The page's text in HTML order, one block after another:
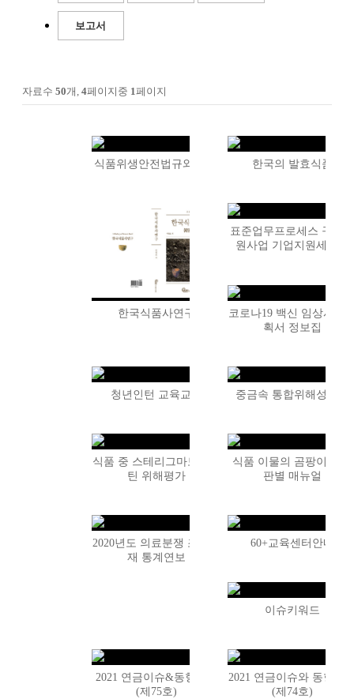
보고서
자료수 50개, 4페이지중 1페이지
식품위생안전법규와 제도 한국의 발효식품
한국식품사연구
표준업무프로세스 구축지
원사업 기업지원세미나
코로나19 백신 임상시험
획서 정보집
청년인턴 교육교재 중금속 통합위해성평가
식품 중 스테리그마토시스
틴 위해평가
식품 이물의 곰팡이 여부
판별 매뉴얼
2020년도 의료분쟁 조정중
재 통계연보
60+교육센터안내
이슈키워드
2021 연금이슈&동향분석
(제75호)
2021 연금이슈와 동향분
(제74호)